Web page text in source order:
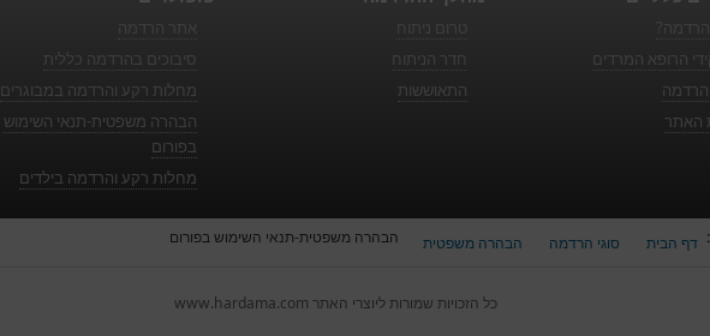
סיבוכים בהרדמה כללית
מחלות רקע והרדמה במבוגרים
הבהרה משפטית-תנאי השימוש
בפורום
מחלות רקע והרדמה בילדים
חדר הניתוח
התאוששות
הרופא המרדים
הרדמה
האתר
דף הבית סוגי הרדמה הבהרה משפטית הבהרה משפטית-תנאי השימוש בפורום
כל הזכויות שמורות ליוצרי האתר www.hardama.com